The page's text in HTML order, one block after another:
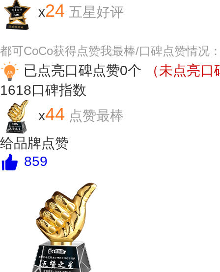
x24 五星好评
都可CoCo获得点赞我最棒/口碑点赞情况
已点亮口碑点赞0个
（未点亮
1618口碑指数
x44 点赞最棒
给品牌点赞
859